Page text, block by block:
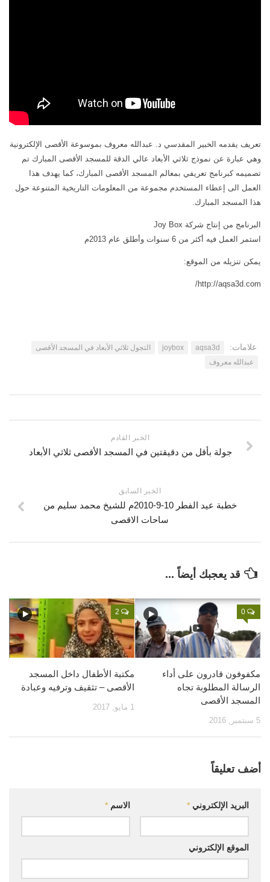
أناشيد
متفرقات
ركن الأطفال
مكتبة الالعاب
قصص
فيديو
أخرى
اتصل بنا
صور مدينة القدس
صور ترميمات إسلامية
خرائط ورسوم بيانية
تصاميم
صور قديمة وأثرية
مكتبة المرئيات
مكتبة الفيديوهات
فيديوهات أخرى
برامج إذاعية
فيديو
أخرى
اتصل بنا
الموقع الأم
تعريف يقدمه الخبير المقدسي د. عبدالله معروف بموسوعة الأقصى الإلكترونية
وهي عبارة عن نموذج ثلاثي الأبعاد عالي الدقة للمسجد الأقصى المبارك تم
تصميمه كبرنامج تعريفي بمعالم المسجد الأقصى المبارك، كما يهدف هذا
العمل الى إعطاء المستخدم مجموعة من المعلومات التاريخية المتنوعة حول
هذا المسجد المبارك.
البرنامج من إنتاج شركة Joy Box
استمر العمل فيه أكثر من 6 سنوات وأطلق عام 2013م
يمكن تنزيله من الموقع:
http://aqsa3d.com/
علامات: aqsa3d
joybox
التجول ثلاثي الأبعاد في المسجد الأقصى
عبدالله معروف
الخبر القادم
جولة بأقل من دقيقتين في المسجد الأقصى ثلاثي الأبعاد
الخبر السابق
خطبة عيد الفطر 10-9-2010م للشيخ محمد سليم من
ساحات الاقصى
قد يعجبك أيضاً ...
0
مكفوفون قادرون على أداء
الرسالة المطلوبة تجاه
المسجد الأقصى
5 سبتمبر, 2016
2
مكتبة الأطفال داخل المسجد
الأقصى – تثقيف وترفيه وعبادة
1 مايو, 2017
أضف تعليقاً
الاسم * البريد الإلكتروني *
الموقع الإلكتروني